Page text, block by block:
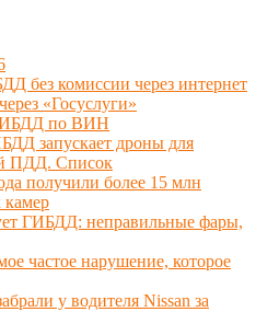
без комиссии через интернет
«Госуслуги»
по ВИН
запускает дроны для
ПДД. Список
получили более 15 млн
ГИБДД: неправильные фары,
частое нарушение, которое
у водителя Nissan за